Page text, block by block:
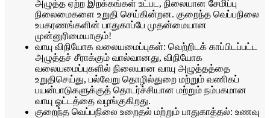
அழுத்த ஏற்ற இறக்கங்கள் உட்பட, நிலையான சேமிப்பு
நிலைமைகளை உறுதி செய்கின்றன. குறைந்த வெப்பநிலை
உபகரணங்களின் பாதுகாப்பே முதன்மையான
முன்னுரிமையாகும்!
வாயு விநியோக வலையமைப்புகள்: வெற்றிடக் காப்பிடப்பட்ட
அழுத்தச் சீராக்கும் வால்வானது, விநியோக
வலையமைப்புகளில் நிலையான வாயு அழுத்தத்தை
உறுதிசெய்து, பல்வேறு தொழில்துறை மற்றும் வணிகப்
பயன்பாடுகளுக்குத் தொடர்ச்சியான மற்றும் நம்பகமான
வாயு ஓட்டத்தை வழங்குகிறது.
குறைந்த வெப்பநிலை உறைதல் மற்றும் பாதுகாத்தல்: உணவு